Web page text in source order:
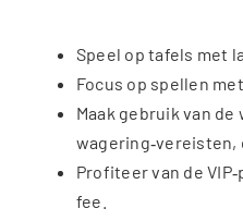
Speel op tafels met
Focus op spellen
Maak gebruik van
wagering‑vereisten,
Profiteer van de
fee.